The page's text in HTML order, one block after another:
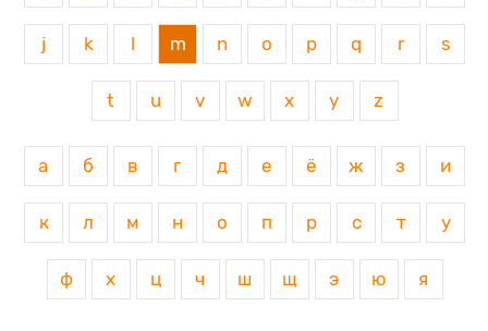
j k m n o p q r s
t u v w x y z
а б в г д е ё ж з и
к л м н о п р с т у
ф х ц ч ш щ э ю я